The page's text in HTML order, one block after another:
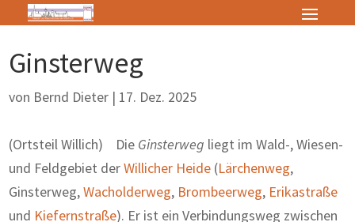
Ginsterweg
von Bernd Dieter | 17. Dez. 2025
(Ortsteil Willich) Die Ginsterweg liegt im Wald-, Wiesen-
und Feldgebiet derWillicher Heide (Lärchenweg,
Ginsterweg,Wacholderweg, Brombeerweg, Erikastraße
und Kiefernstraße). Er ist ein Verbindungsweg zwischen